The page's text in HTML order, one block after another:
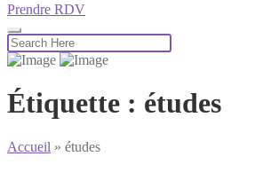
Prendre RDV
Étiquette : études
Accueil » études